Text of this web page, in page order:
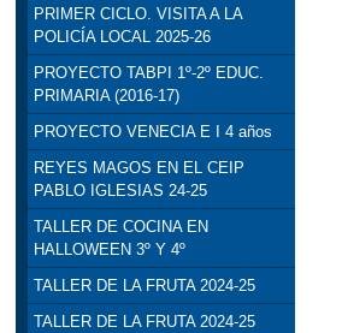
PRIMER CICLO. VISITA A LA
POLICÍA LOCAL 2025-26
PROYECTO TABPI 1º-2º EDUC.
PRIMARIA (2016-17)
PROYECTO VENECIA E I 4 años
REYES MAGOS EN EL CEIP
PABLO IGLESIAS 24-25
TALLER DE COCINA EN
HALLOWEEN 3º Y 4º
TALLER DE LA FRUTA 2024-25
TALLER DE LA FRUTA 2024-25